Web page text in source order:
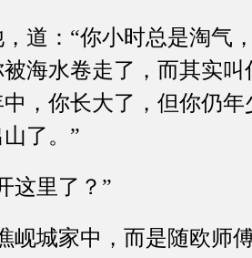
：“你小时总是淘气
海水卷走了，而其实
，你长大了，但你仍
了。”
里了？”
城家中，而是随欧师